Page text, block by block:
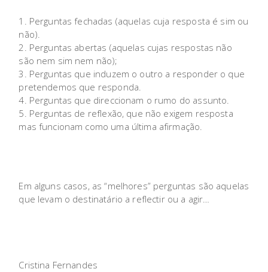
Perguntas fechadas (aquelas cuja resposta é sim ou
não).
Perguntas abertas (aquelas cujas respostas não
são nem sim nem não);
Perguntas que induzem o outro a responder o que
pretendemos que responda.
Perguntas que direccionam o rumo do assunto.
Perguntas de reflexão, que não exigem resposta
mas funcionam como uma última afirmação.
Em alguns casos, as “melhores” perguntas são aquelas
que levam o destinatário a reflectir ou a agir…
Cristina Fernandes